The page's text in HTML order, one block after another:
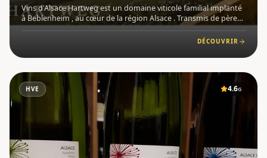
Vins d'Alsace Hartweg est un domaine viticole familial implanté
à Beblenheim , au cœur de la région Alsace . Transmis de père
en fils depuis plusieurs générations, ce domaine de 10 hectares
s'étend sur plusieurs communes prestigieuses, de MDÉCOUVRIR
HVE 4.6G